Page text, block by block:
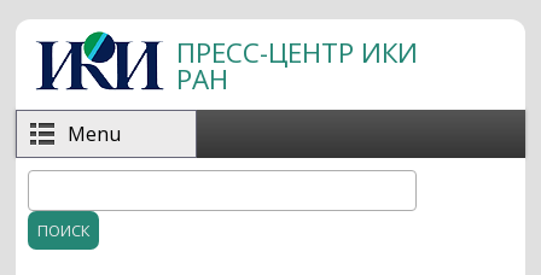
Перейти к основному содержанию
ПРЕСС-ЦЕНТР ИКИ
РАН
Menu
Форма поиска